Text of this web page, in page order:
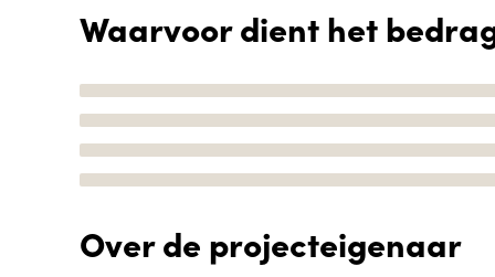
Waarvoor dient het
Over de projecteigenaar